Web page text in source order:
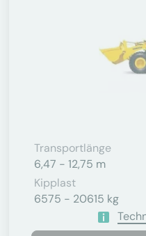
Transportlänge
6,47 - 12,75 m
Kipplast
6575 - 20615 kg